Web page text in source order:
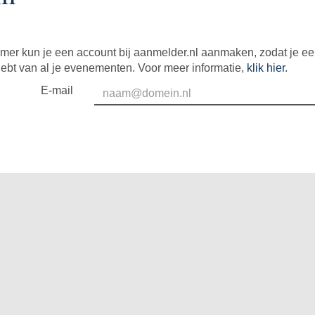
kun je een account bij aanmelder.nl aanmaken, zodat je
van al je evenementen. Voor meer informatie, klik hier.
E-mail